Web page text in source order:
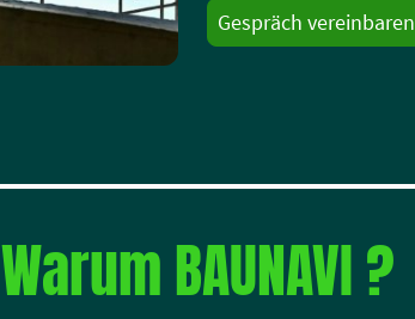
Gespräch vereinbaren
Warum BAUNAVI ?